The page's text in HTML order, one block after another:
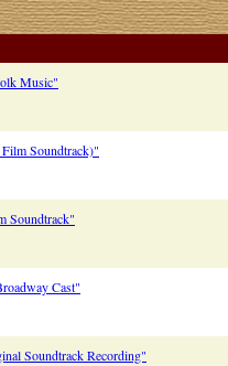
Music"
Soundtrack)"
Soundtrack"
Cast"
Soundtrack Recording"